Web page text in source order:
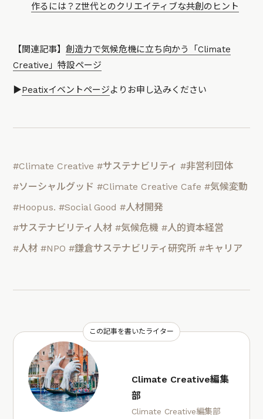
作るには？Z世代とのクリエイティブな共創のヒント
【関連記事】創造力で気候危機に立ち向かう「Climate
Creative」特設ページ
▶︎Peatixイベントページよりお申し込みください
#Climate Creative #サステナビリティ #非営利団体
#ソーシャルグッド #Climate Creative Cafe #気候変動
#Hoopus. #Social Good #人材開発
#サステナビリティ人材 #気候危機 #人的資本経営
#人材 #NPO #鎌倉サステナビリティ研究所 #キャリア
この記事を書いたライター
Climate Creative編集
部
Climate Creative編集部